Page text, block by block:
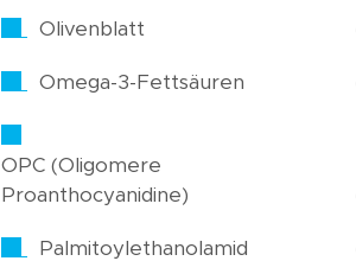
Olivenblatt
Omega-3-Fettsäuren
OPC (Oligomere
Proanthocyanidine)
Palmitoylethanolamid